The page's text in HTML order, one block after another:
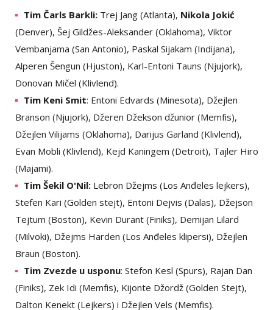
Tim Čarls Barkli: Trej Jang (Atlanta), Nikola Jokić
(Denver), Šej Gildžes-Aleksander (Oklahoma), Viktor
Vembanjama (San Antonio), Paskal Sijakam (Indijana),
Alperen Šengun (Hjuston), Karl-Entoni Tauns (Njujork),
Donovan Mičel (Klivlend).
Tim Keni Smit: Entoni Edvards (Minesota), Džejlen
Branson (Njujork), Džeren Džekson džunior (Memfis),
Džejlen Vilijams (Oklahoma), Darijus Garland (Klivlend),
Evan Mobli (Klivlend), Kejd Kaningem (Detroit), Tajler Hiro
(Majami).
Tim Šekil O'Nil: Lebron Džejms (Los Anđeles lejkers),
Stefen Kari (Golden stejt), Entoni Dejvis (Dalas), Džejson
Tejtum (Boston), Kevin Durant (Finiks), Demijan Lilard
(Milvoki), Džejms Harden (Los Anđeles klipersi), Džejlen
Braun (Boston).
Tim Zvezde u usponu: Stefon Kesl (Spurs), Rajan Dan
(Finiks), Zek Idi (Memfis), Kijonte Džordž (Golden Stejt),
Dalton Kenekt (Lejkers) i Džejlen Vels (Memfis).